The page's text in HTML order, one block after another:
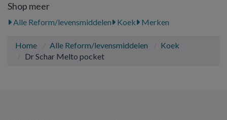
Shop meer
Alle Reform/levensmiddelen Koek Merken
Home Alle Reform/levensmiddelen
Koek
Dr Schar Melto pocket